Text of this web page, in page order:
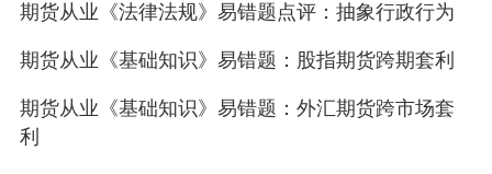
期货从业《法律法规》易错题点评：抽象行政行为
期货从业《基础知识》易错题：股指期货跨期套利
期货从业《基础知识》易错题：外汇期货跨市场套
利